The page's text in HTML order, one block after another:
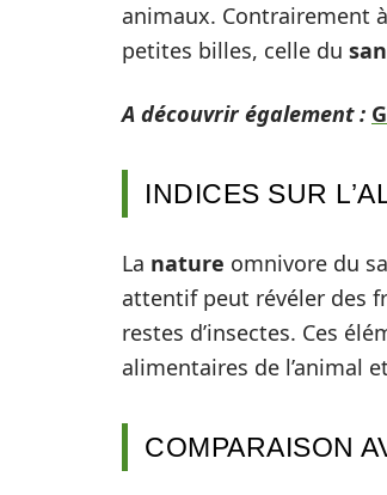
animaux. Contrairement
petites billes, celle du
A découvrir également :
INDICES SUR
La nature omnivore du
attentif peut révéler des
restes d’insectes. Ces
alimentaires de l’animal
COMPARAISON